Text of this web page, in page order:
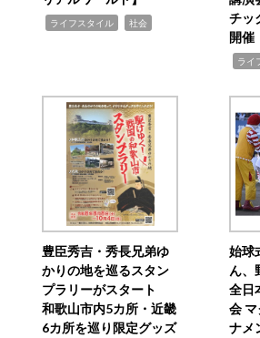
ライフスタイル 社会
チッ
開催
ライ
豊臣秀吉・秀長兄弟ゆ
かりの地を巡るスタン
プラリーがスタート
和歌山市内5カ所・近畿
6カ所を巡り限定グッズ
始球
ん、
全日
会
ナメ